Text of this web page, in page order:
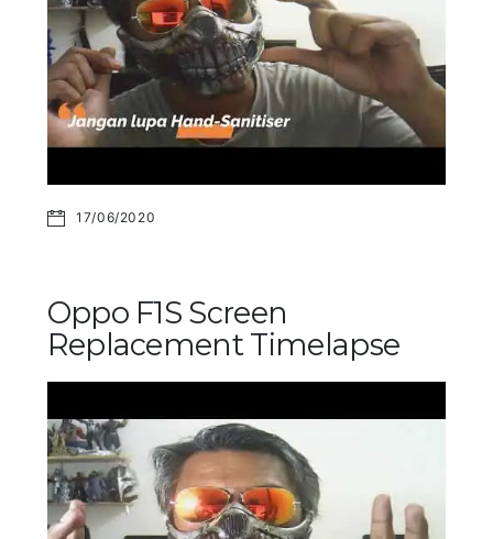
17/06/2020
Oppo F1S Screen
Replacement Timelapse